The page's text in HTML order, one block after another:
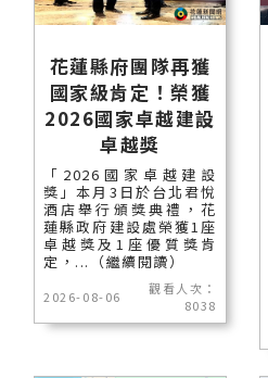
花蓮縣府團隊再獲
國家級肯定！榮獲
2026國家卓越建設
卓越獎
「2026國家卓越建設
獎」本月3日於台北君悅
酒店舉行頒獎典禮，花
蓮縣政府建設處榮獲1座
卓越獎及1座優質獎肯
定，...（繼續閱讀）
2026-08-06
觀看人次：
8038